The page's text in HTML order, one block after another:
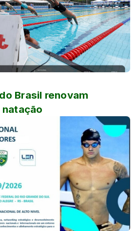
Brasil renovam